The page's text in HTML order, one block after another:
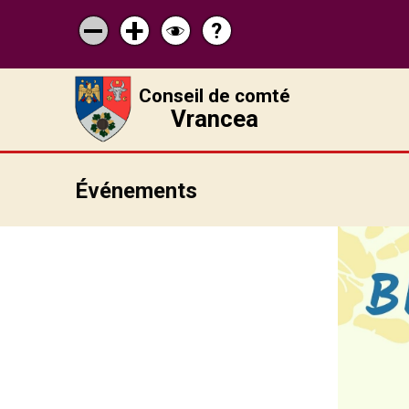
Micșorează
scrisul
Mărește
scrisul
Schimbă
contrastul
Pagina
de
ajutor
?
Conseil de comté
Vrancea
Événements